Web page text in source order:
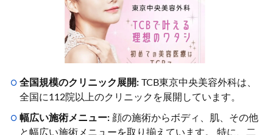
全国規模のクリニック展開: TCB東京中央美容外科は、
全国に112院以上のクリニックを展開しています。
幅広い施術メニュー: 顔の施術からボディ、肌、その他
と幅広い施術メニューを取り揃えています。 特に、二